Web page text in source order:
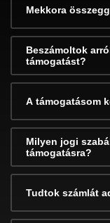
Mekkora
Beszámoltok
támogatást?
A támogatásom
Milyen jogi
támogatásra?
Tudtok számlát